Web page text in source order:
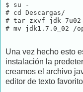
$ su -
# cd Descargas/
# tar zxvf jdk-
# mv jdk1.7.0_02 /
Una vez hecho esto
instalación la
creamos el archivo
editor de texto